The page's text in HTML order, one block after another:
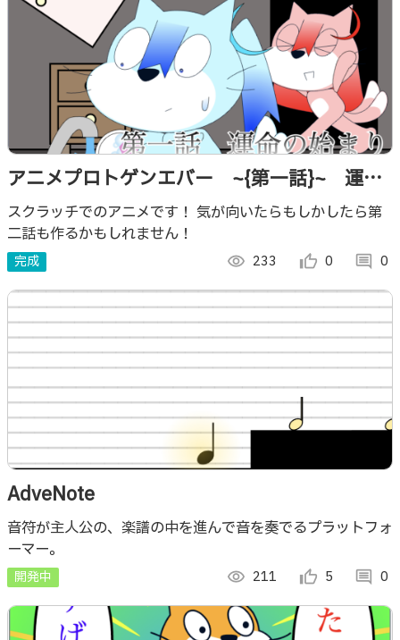
アニメプロトゲンエバー ~{第一話}~ 運命
の始まり
スクラッチでのアニメです！ 気が向いたらもしかしたら第
二話も作るかもしれません！
完成 visibility 233 thumb_up_alt 0 comment 0
AdveNote
音符が主人公の、楽譜の中を進んで音を奏でるプラットフォ
ーマー。
開発中 visibility 211 thumb_up_alt 5 comment 0